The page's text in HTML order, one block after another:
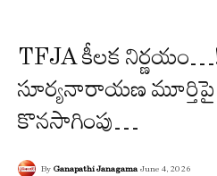
TFJA కీల‌క నిర్ణ‌యం…!
సూర్యనారాయణ మూర్తిపై
కొనసాగింపు…
By Ganapathi Janagama June 4, 2026